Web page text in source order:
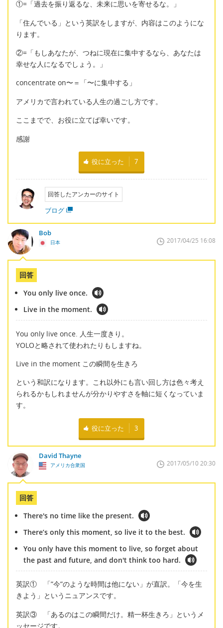
①=「過去を振り返るな、未来に思いを寄せるな。」
「住んでいる」という英訳をしますが、内容はこのようにな
ります。
②=「もしあなたが、つねに現在に集中するなら、あなたは
幸せな人になるでしょう。」
concentrate on〜＝「〜に集中する」
アメリカで言われている人生の過ごし方です。
ここまでで、お役に立てば幸いです。
感謝
役に立った 7
回答したアンカーのサイト
ブログ
Bob
日本 2017/04/25 16:08
回答
You only live once.
Live in the moment.
You only live once. 人生一度きり。
YOLOと略されて使われたりもしますね。
Live in the moment この瞬間を生きろ
という和訳になります。これ以外にも言い回し方は色々考え
られるかもしれませんが分かりやすさを軸に短くなっていま
す。
役に立った 3
David Thayne
アメリカ合衆国 2017/05/10 20:30
回答
There's no time like the present.
There’s only this moment, so live it to the best.
You only have this moment to live, so forget about
the past and future, and don't think too hard.
英訳① 「”今”のような時間は他にない」が直訳。「今を生
きよう」というニュアンスです。
英訳③ 「あるのはこの瞬間だけ。精一杯生きろ」というメ
ッセージです。